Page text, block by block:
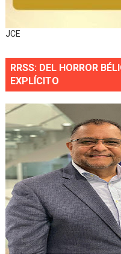
JCE
RRSS: DEL HORROR
EXPLÍCITO